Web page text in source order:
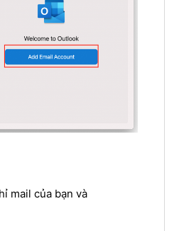
mail của bạn và